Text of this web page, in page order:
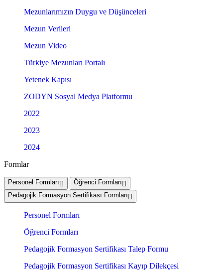
Mezunlarımızın Duygu ve Düşünceleri
Mezun Verileri
Mezun Video
Türkiye Mezunları Portalı
Yetenek Kapısı
ZODYN Sosyal Medya Platformu
2022
2023
2024
Formlar
Personel Formları
Öğrenci Formları
Pedagojik Formasyon Sertifikası Formları
Personel Formları
Öğrenci Formları
Pedagojik Formasyon Sertifikası Talep Formu
Pedagojik Formasyon Sertifikası Kayıp Dilekçesi